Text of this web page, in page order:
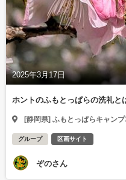
2025年3月17日
ホントのふもとっぱらの洗礼と
[静岡県] ふもとっぱらキャン
グループ 区画サイト
ぞのさん